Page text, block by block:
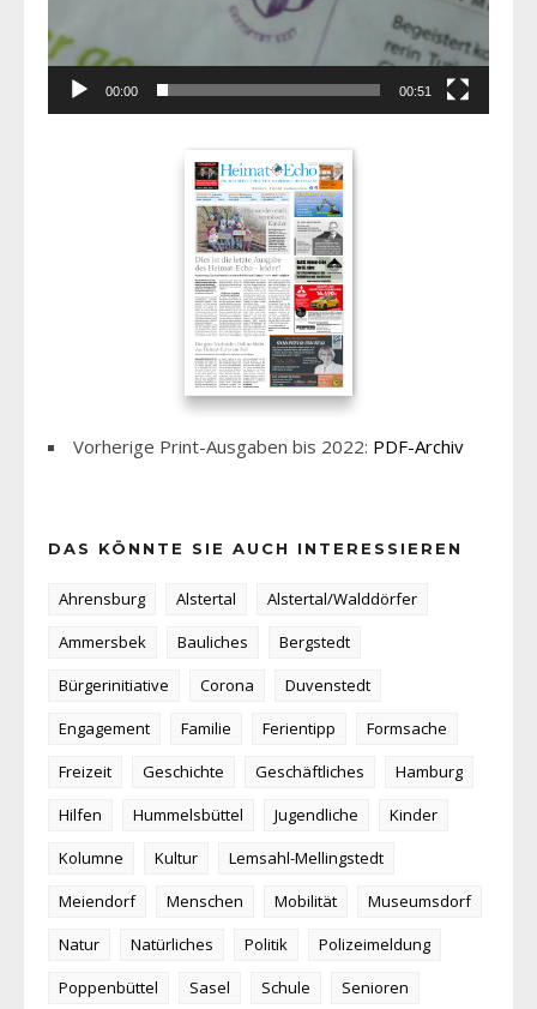
00:00 00:51
Vorherige Print-Ausgaben bis 2022: PDF-Archiv
DAS KÖNNTE SIE AUCH INTERESSIEREN
Ahrensburg Alstertal
Alstertal/Walddörfer
Ammersbek
Bauliches
Bergstedt
Bürgerinitiative
Corona
Duvenstedt
Engagement
Familie Ferientipp
Formsache
Freizeit
Geschichte Geschäftliches
Hamburg
Hilfen
Hummelsbüttel Jugendliche
Kinder
Kolumne
Kultur
Lemsahl-Mellingstedt
Meiendorf
Menschen Mobilität
Museumsdorf
Natur
Natürliches Politik
Polizeimeldung
Poppenbüttel
Sasel Schule
Senioren